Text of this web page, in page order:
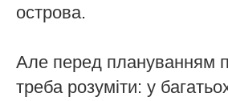
острова.
Але перед плануванням
треба розуміти: у